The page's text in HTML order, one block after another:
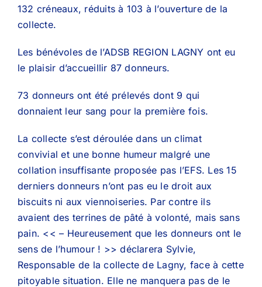
132 créneaux, réduits à 103 à l’ouverture de la
collecte.
Les bénévoles de l’ADSB REGION LAGNY ont eu
le plaisir d’accueillir 87 donneurs.
73 donneurs ont été prélevés dont 9 qui
donnaient leur sang pour la première fois.
La collecte s’est déroulée dans un climat
convivial et une bonne humeur malgré une
collation insuffisante proposée pas l’EFS. Les 15
derniers donneurs n’ont pas eu le droit aux
biscuits ni aux viennoiseries. Par contre ils
avaient des terrines de pâté à volonté, mais sans
pain. << – Heureusement que les donneurs ont le
sens de l’humour ! >> déclarera Sylvie,
Responsable de la collecte de Lagny, face à cette
pitoyable situation. Elle ne manquera pas de le